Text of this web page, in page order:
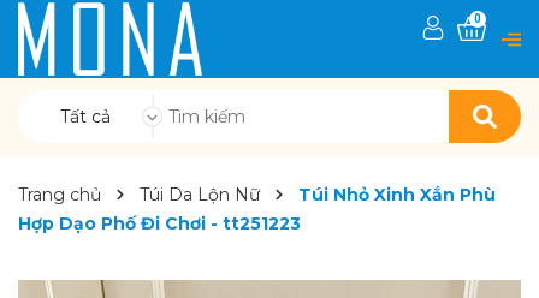
Tất cả
0
Trang chủ Túi Da Lộn Nữ
Túi Nhỏ Xinh Xắn Phù
Hợp Dạo Phố Đi Chơi - tt251223